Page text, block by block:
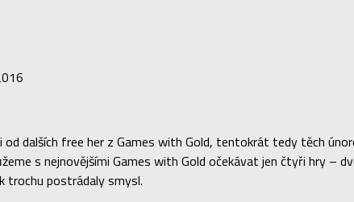
dalších free her z Games with Gold, tentokrát tedy těch
s nejnovějšími Games with Gold očekávat jen čtyři hry –
trochu postrádaly smysl.